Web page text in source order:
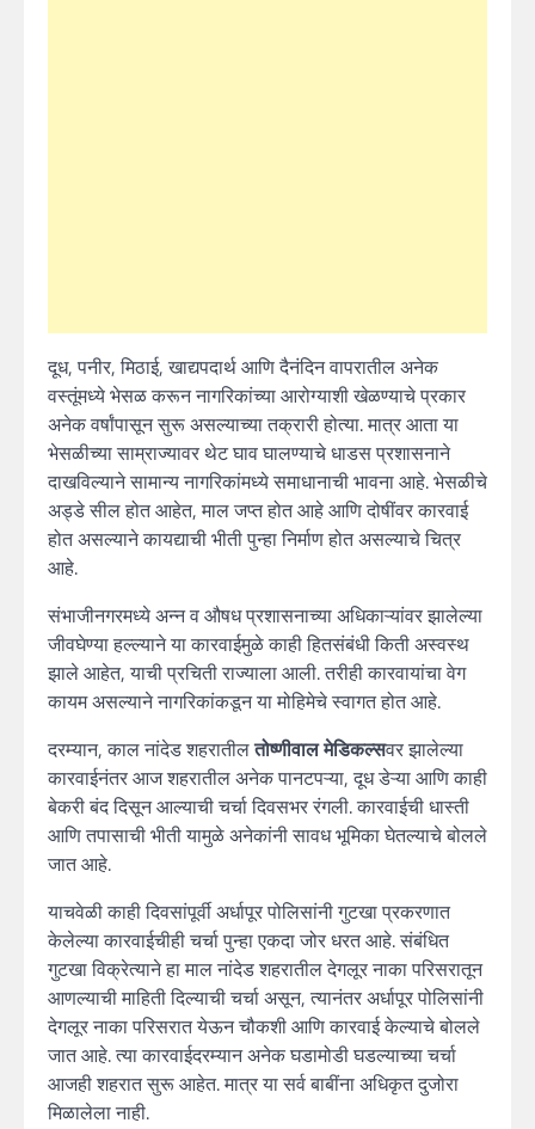
दूध, पनीर, मिठाई, खाद्यपदार्थ आणि दैनंदिन वापरातील अनेक
वस्तूंमध्ये भेसळ करून नागरिकांच्या आरोग्याशी खेळण्याचे प्रकार
अनेक वर्षांपासून सुरू असल्याच्या तक्रारी होत्या. मात्र आता या
भेसळीच्या साम्राज्यावर थेट घाव घालण्याचे धाडस प्रशासनाने
दाखविल्याने सामान्य नागरिकांमध्ये समाधानाची भावना आहे. भेसळीचे
अड्डे सील होत आहेत, माल जप्त होत आहे आणि दोषींवर कारवाई
होत असल्याने कायद्याची भीती पुन्हा निर्माण होत असल्याचे चित्र
आहे.
संभाजीनगरमध्ये अन्न व औषध प्रशासनाच्या अधिकाऱ्यांवर झालेल्या
जीवघेण्या हल्ल्याने या कारवाईमुळे काही हितसंबंधी किती अस्वस्थ
झाले आहेत, याची प्रचिती राज्याला आली. तरीही कारवायांचा वेग
कायम असल्याने नागरिकांकडून या मोहिमेचे स्वागत होत आहे.
दरम्यान, काल नांदेड शहरातीलतोष्णीवाल मेडिकल्सवर झालेल्या
कारवाईनंतर आज शहरातील अनेक पानटपऱ्या, दूध डेऱ्या आणि काही
बेकरी बंद दिसून आल्याची चर्चा दिवसभर रंगली. कारवाईची धास्ती
आणि तपासाची भीती यामुळे अनेकांनी सावध भूमिका घेतल्याचे बोलले
जात आहे.
याचवेळी काही दिवसांपूर्वी अर्धापूर पोलिसांनी गुटखा प्रकरणात
केलेल्या कारवाईचीही चर्चा पुन्हा एकदा जोर धरत आहे. संबंधित
गुटखा विक्रेत्याने हा माल नांदेड शहरातील देगलूर नाका परिसरातून
आणल्याची माहिती दिल्याची चर्चा असून, त्यानंतर अर्धापूर पोलिसांनी
देगलूर नाका परिसरात येऊन चौकशी आणि कारवाई केल्याचे बोलले
जात आहे. त्या कारवाईदरम्यान अनेक घडामोडी घडल्याच्या चर्चा
आजही शहरात सुरू आहेत. मात्र या सर्व बाबींना अधिकृत दुजोरा
मिळालेला नाही.